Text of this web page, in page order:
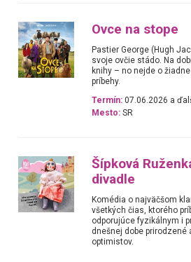
Ovce na stope
Pastier George (Hugh
svoje ovčie stádo. Na
knihy – no nejde o
príbehy.
Termín: 07.06.2026 a
Mesto: SR
Šípková
divadle
Komédia o najväčšom
všetkých čias, ktorého
odporujúce fyzikálnym i
dnešnej dobe prirodzené
optimistov.